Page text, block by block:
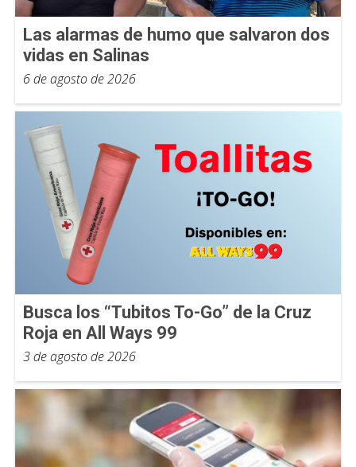
Las alarmas de humo que salvaron dos
vidas en Salinas
6 de agosto de 2026
Busca los “Tubitos To-Go” de la Cruz
Roja en All Ways 99
3 de agosto de 2026